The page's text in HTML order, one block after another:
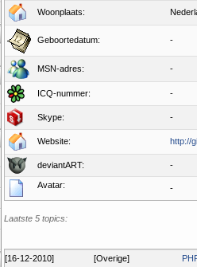
Woonplaats:
Geboortedatum: -
MSN-adres: -
ICQ-nummer: -
Skype: -
Website: http://
deviantART: -
Avatar: -
Laatste 5 topics:
[16-12-2010] [Overige]